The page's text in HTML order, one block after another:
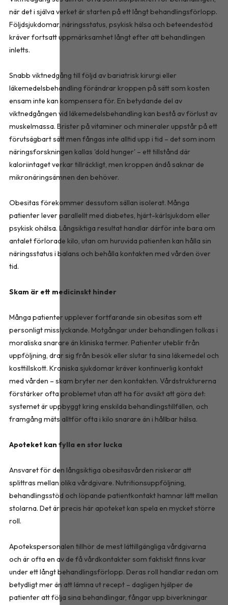
när det i själva verket är starten på ett långt behandlingsförlopp.
Följdsjukdomar, näringsstatus, psykisk hälsa och beteendestöd
kräver fortsatt uppmärksamhet långt efter att behandlingen
inletts.
Snabb viktnedgång till följd av bariatrisk kirurgi eller
läkemedelsbehandling förändrar kroppen på sätt som kosten
ensam inte kan kompensera för. En betydande del av
viktnedgången vid läkemedelsbehandling kan bestå av förlust av
muskelmassa. Brister på vitaminer och mineraler uppstår på ett
förutsägbart sätt men fångas inte alltid upp i tid – det som inom
näringsforskningen kallas 'dold hunger' – ett tillstånd där
kaloriintaget verkar tillräckligt, men kroppen ändå saknar de
mikronäringsämnen den behöver.
Obesitas förekommer dessutom sällan isolerat. Många
patienter lever parallellt med diabetes, hjärt-kärlsjukdom eller
psykisk ohälsa. Långsiktiga resultat handlar därför inte bara om
antalet förlorade kilo, utan om huruvida patienten kan hålla sin
näringsstatus i balans och behålla kontakten med vården över
tid.
Skam är ett medicinskt hinder
Många patienter upplever fortfarande sin obesitas som ett
personligt misslyckande. Motgångar under behandlingen tolkas i
moraliska snarare än kliniska termer. Patienter uteblir från
uppföljning, drar sig från besök eller slutar ta sina läkemedel och
kosttillskott. Kroniska sjukdomar kräver kontinuerlig kontakt
med vården – skam bryter ner den kontakten. Vårdstrukturerna
förstärker ofta problemet utan att ha för avsikt att göra det:
systemet är uppbyggt kring enskilda behandlingstillfällen, och
framgång mäts alltför ofta i kilo snarare än i hållbar hälsa.
Apoteket kan fylla en stor lucka
Ansvaret för den långsiktiga obesitasvården riskerar att
splittras mellan olika vårdgivare. Nutritionsuppföljning,
behandlingsstöd och löpande patientkontakt hamnar lätt mellan
stolarna. Det är precis här apoteket kan spela en mycket större
roll.
Apotekspersonalen tillhör de mest lättillgängliga vårdgivarna
och är ofta en av de få vårdkontakter som faktiskt finns kvar
under ett långt behandlingsförlopp. Deras roll handlar redan om
betydligt mer än att lämna ut recept – dagligen hjälper de
patienter att följa sina behandlingar, fångar upp biverkningar